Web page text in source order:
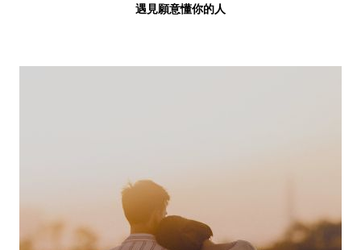
遇見願意懂你的人